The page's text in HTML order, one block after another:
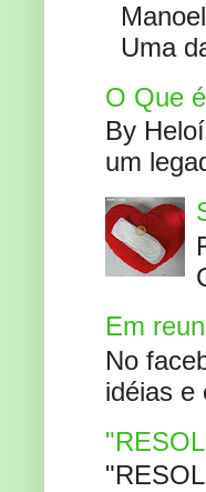
Uma
O Que
By
um
Em
No
idéias e